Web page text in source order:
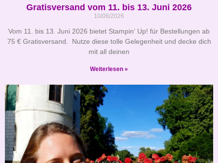
Gratisversand vom 11. bis 13. Juni 2026
10/06/2026
Vom 11. bis 13. Juni 2026 bietet Stampin‘ Up! für Bestellungen ab
75 € Gratisversand. Nutze diese tolle Gelegenheit und decke dich
mit all deinen
Weiterlesen »